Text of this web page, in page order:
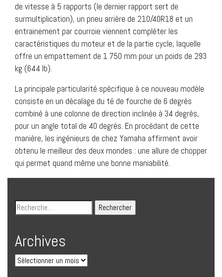
de vitesse à 5 rapports (le dernier rapport sert de
surmultiplication), un pneu arrière de 210/40R18 et un
entrainement par courroie viennent compléter les
caractéristiques du moteur et de la partie cycle, laquelle
offre un empattement de 1 750 mm pour un poids de 293
kg (644 lb).
La principale particularité spécifique à ce nouveau modèle
consiste en un décalage du té de fourche de 6 degrés
combiné à une colonne de direction inclinée à 34 degrés,
pour un angle total de 40 degrés. En procédant de cette
manière, les ingénieurs de chez Yamaha affirment avoir
obtenu le meilleur des deux mondes : une allure de chopper
qui permet quand même une bonne maniabilité.
Archives